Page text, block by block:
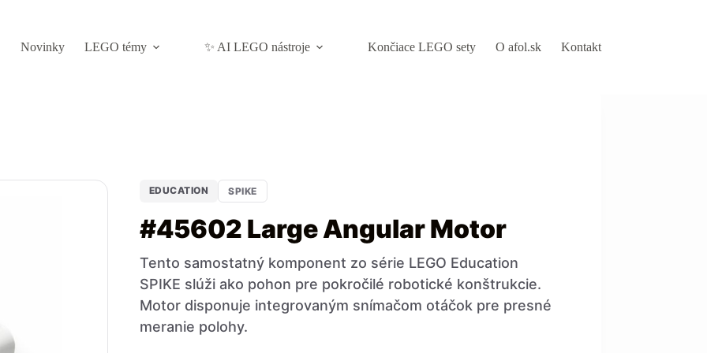
Novinky
LEGO témy ✨ AI LEGO nástroje Končiace LEGO sety O afol.sk Kontakt
EDUCATION SPIKE
#45602 Large Angular Motor
Tento samostatný komponent zo série LEGO Education
SPIKE slúži ako pohon pre pokročilé robotické konštrukcie.
Motor disponuje integrovaným snímačom otáčok pre presné
meranie polohy.